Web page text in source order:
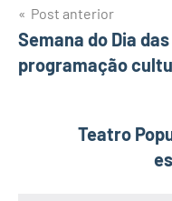
Navegação
de
Post anterior
Semana do Dia
programação
Teatro